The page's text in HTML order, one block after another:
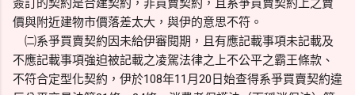
價與附近建物市價落差太大，與伊的意思不符。
㈡系爭買賣契約因未給伊審閱期，且有應記載事項未記載及
不應記載事項強迫被記載之凌駕法律之上不公平之霸王條款、
不符合定型化契約，伊於108年11月20日始查得系爭買賣契約違